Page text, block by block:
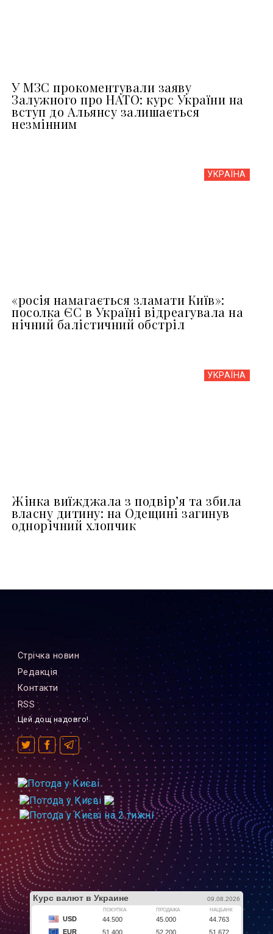
У МЗС прокоментували заяву
Залужного про НАТО: курс України на
вступ до Альянсу залишається
незмінним
УКРАЇНА
«росія намагається зламати Київ»:
посолка ЄС в Україні відреагувала на
нічний балістичний обстріл
УКРАЇНА
Жінка виїжджала з подвір’я та збила
власну дитину: на Одещині загинув
однорічний хлопчик
Стрiчка новин
Редакцiя
Контакти
RSS
Цей дощ надовго!